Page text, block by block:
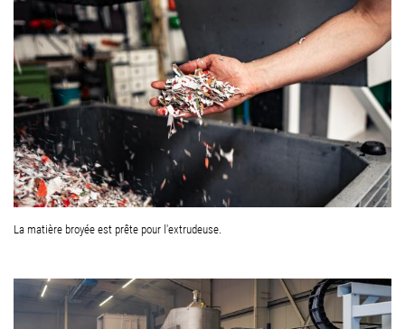
La matière broyée est prête pour l'extrudeuse.